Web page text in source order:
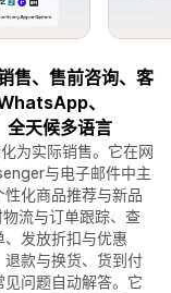
售、售前咨询、客
、
天候多语言
为实际销售。它在网
与电子邮件中主
化商品推荐与新品
流与订单跟踪、查
发放折扣与优惠
款与换货、货到付
问题自动解答。它